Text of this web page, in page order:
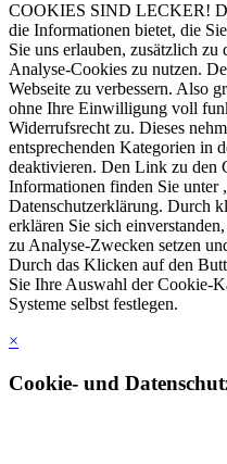
COOKIES SIND LECKER!
die Informationen bietet, die
Sie uns erlauben, zusätzlich
Analyse-Cookies zu nutzen.
Webseite zu verbessern. Also
ohne Ihre Einwilligung voll
Widerrufsrecht zu. Dieses
entsprechenden Kategorien in
deaktivieren. Den Link zu den
Informationen finden Sie unter
Datenschutzerklärung. Durch
erklären Sie sich
zu Analyse-Zwecken setzen
Durch das Klicken auf den
Sie Ihre Auswahl der Cookie-
Systeme selbst festlegen.
×
Cookie- und